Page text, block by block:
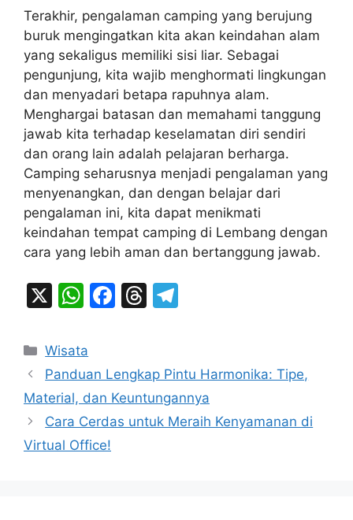
Terakhir, pengalaman camping yang berujung
buruk mengingatkan kita akan keindahan alam
yang sekaligus memiliki sisi liar. Sebagai
pengunjung, kita wajib menghormati lingkungan
dan menyadari betapa rapuhnya alam.
Menghargai batasan dan memahami tanggung
jawab kita terhadap keselamatan diri sendiri
dan orang lain adalah pelajaran berharga.
Camping seharusnya menjadi pengalaman yang
menyenangkan, dan dengan belajar dari
pengalaman ini, kita dapat menikmati
keindahan tempat camping di Lembang dengan
cara yang lebih aman dan bertanggung jawab.
X
W
at
s
A
p
p
F
e
b
o
T
a
d
s
gr
a
m
Categories
Wisata
Panduan Lengkap Pintu Harmonika: Tipe,
Material, dan Keuntungannya
Cara Cerdas untuk Meraih Kenyamanan di
Virtual Office!